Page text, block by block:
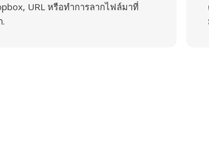
URL หรือทำการลากไฟล์มาที่